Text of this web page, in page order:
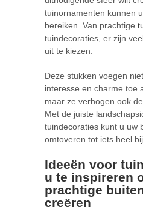
tuinornamenten kunnen
bereiken. Van prachtige
tuindecoraties, er zijn
uit te kiezen.
Deze stukken voegen
interesse en charme toe
maar ze verhogen ook
Met de juiste
tuindecoraties kunt u uw
omtoveren tot iets heel
Ideeën voor
u te inspireren
prachtige
creëren